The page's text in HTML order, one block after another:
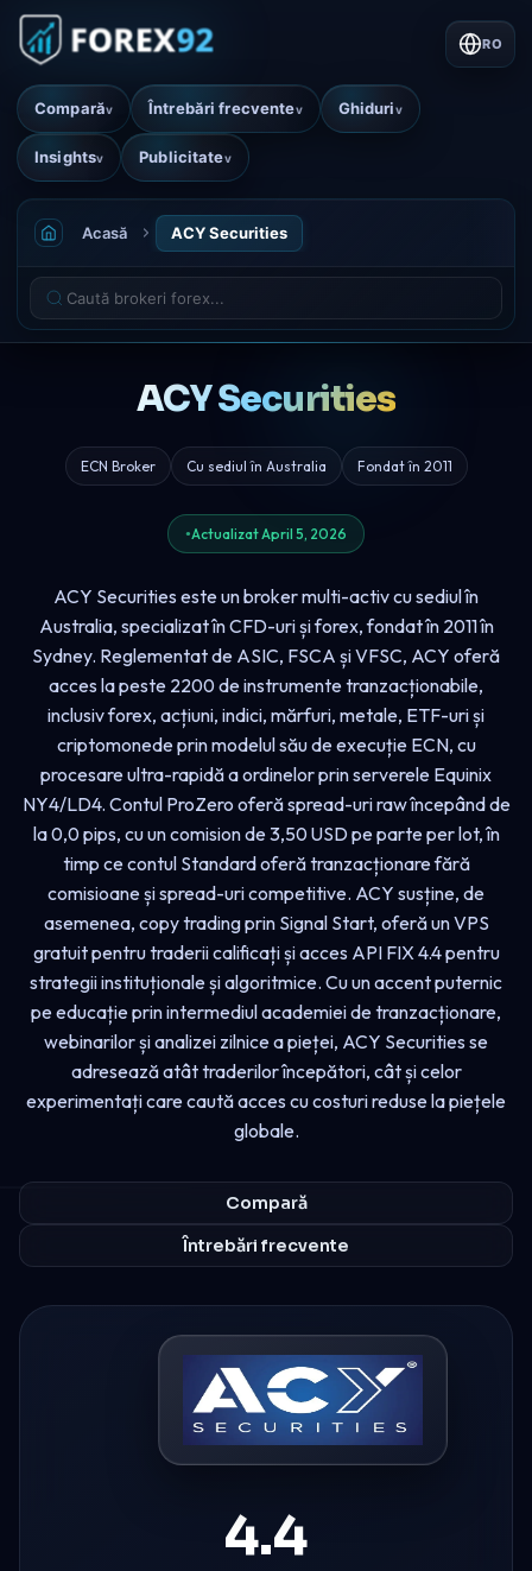
Comparăv Întrebări frecventev Ghiduriv
Insightsv Publicitatev
RO
Acasă ACY Securities
ACY Securities
ECN Broker Cu sediul în Australia Fondat în 2011
Actualizat April 5, 2026
ACY Securities este un broker multi-activ cu sediul în
Australia, specializat în CFD-uri și forex, fondat în 2011 în
Sydney. Reglementat de ASIC, FSCA și VFSC, ACY oferă
acces la peste 2200 de instrumente tranzacționabile,
inclusiv forex, acțiuni, indici, mărfuri, metale, ETF-uri și
criptomonede prin modelul său de execuție ECN, cu
procesare ultra-rapidă a ordinelor prin serverele Equinix
NY4/LD4. Contul ProZero oferă spread-uri raw începând de
la 0,0 pips, cu un comision de 3,50 USD pe parte per lot, în
timp ce contul Standard oferă tranzacționare fără
comisioane și spread-uri competitive. ACY susține, de
asemenea, copy trading prin Signal Start, oferă un VPS
gratuit pentru traderii calificați și acces API FIX 4.4 pentru
strategii instituționale și algoritmice. Cu un accent puternic
pe educație prin intermediul academiei de tranzacționare,
webinarilor și analizei zilnice a pieței, ACY Securities se
adresează atât traderilor începători, cât și celor
experimentați care caută acces cu costuri reduse la piețele
globale.
Compară
Întrebări frecvente
4.4